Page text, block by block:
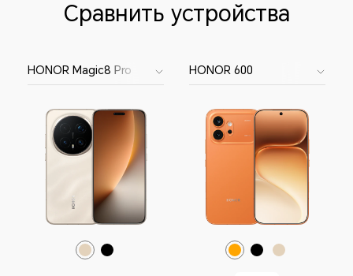
Сравнить устройства
HONOR Magic8 Pro HONOR 600